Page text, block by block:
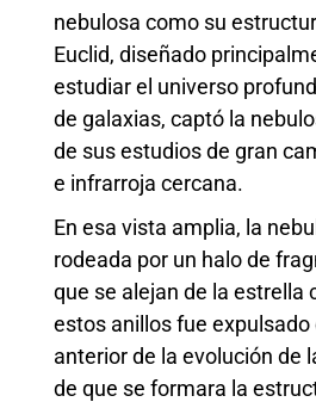
nebulosa como su
Euclid, diseñado
estudiar el universo
de galaxias, captó la
de sus estudios de gran
e infrarroja cercana.
En esa vista amplia, la
rodeada por un halo de
que se alejan de la estrella
estos anillos fue expulsado
anterior de la evolución de
de que se formara la